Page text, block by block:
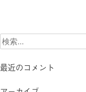
ー
ョ
検
索:
最近のコメント